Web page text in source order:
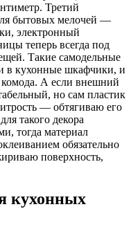
Третий
бытовых мелочей —
электронный
теперь всегда под
Такие самодельные
в кухонные шкафчики, и
А если внешний
но сам пластик
— обтягиваю его
такого декора
тогда материал
обязательно
поверхность,
кухонных